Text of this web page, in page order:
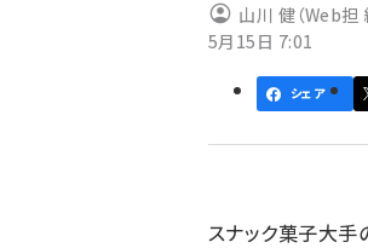
山川 健（Web担
5月15日 7:01
シェア
スナック菓子大手